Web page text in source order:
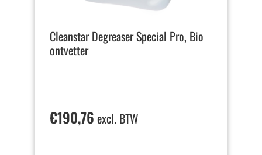
Cleanstar Degreaser Special Pro, Bio
ontvetter
€190,76 excl. BTW